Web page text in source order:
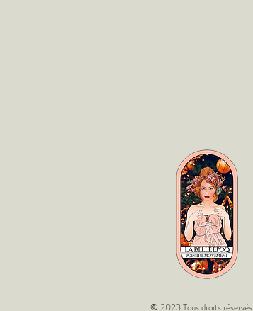
© 2023 Tous droits réservés